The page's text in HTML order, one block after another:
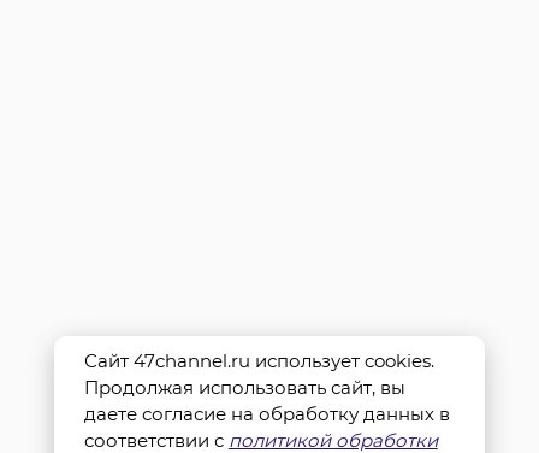
Сайт 47channel.ru использует cookies.
Продолжая использовать сайт, вы
даете согласие на обработку данных в
соответствии с политикой обработки